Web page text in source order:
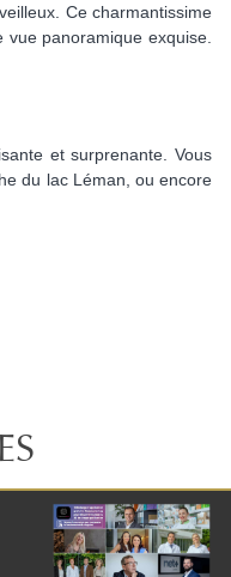
Ce charmantissime
panoramique exquise.
et surprenante. Vous
du lac Léman, ou encore